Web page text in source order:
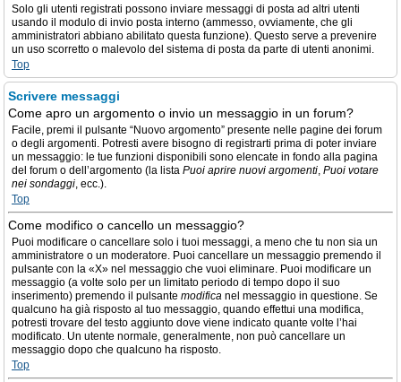
Solo gli utenti registrati possono inviare messaggi di posta ad altri utenti
usando il modulo di invio posta interno (ammesso, ovviamente, che gli
amministratori abbiano abilitato questa funzione). Questo serve a prevenire
un uso scorretto o malevolo del sistema di posta da parte di utenti anonimi.
Top
Scrivere messaggi
Come apro un argomento o invio un messaggio in un forum?
Facile, premi il pulsante “Nuovo argomento” presente nelle pagine dei forum
o degli argomenti. Potresti avere bisogno di registrarti prima di poter inviare
un messaggio: le tue funzioni disponibili sono elencate in fondo alla pagina
del forum o dell’argomento (la lista Puoi aprire nuovi argomenti, Puoi votare
nei sondaggi, ecc.).
Top
Come modifico o cancello un messaggio?
Puoi modificare o cancellare solo i tuoi messaggi, a meno che tu non sia un
amministratore o un moderatore. Puoi cancellare un messaggio premendo il
pulsante con la «X» nel messaggio che vuoi eliminare. Puoi modificare un
messaggio (a volte solo per un limitato periodo di tempo dopo il suo
inserimento) premendo il pulsante modifica nel messaggio in questione. Se
qualcuno ha già risposto al tuo messaggio, quando effettui una modifica,
potresti trovare del testo aggiunto dove viene indicato quante volte l’hai
modificato. Un utente normale, generalmente, non può cancellare un
messaggio dopo che qualcuno ha risposto.
Top